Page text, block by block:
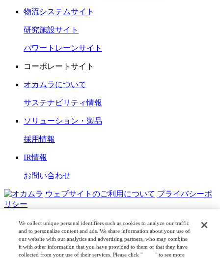
物流システムサイト
研究施設サイト
パワートレーンサイト
コーポレートサイト
オカムラについて
サステナビリティ情報
ソリューション・製品
採用情報
IR情報
お問い合わせ
ウェブサイトのご利用について プライバシーポ
リシー
COPYRIGHT © OKAMURA CORPORATION. ALL RIGHTS
RESERVED.
日本公式 企業広報
We collect unique personal identifiers such as cookies to analyze our traffic
and to personalize content and ads. We share information about your use of
our website with our analytics and advertising partners, who may combine
it with other information that you have provided to them or that they have
collected from your use of their services. Please click "
here" to see more